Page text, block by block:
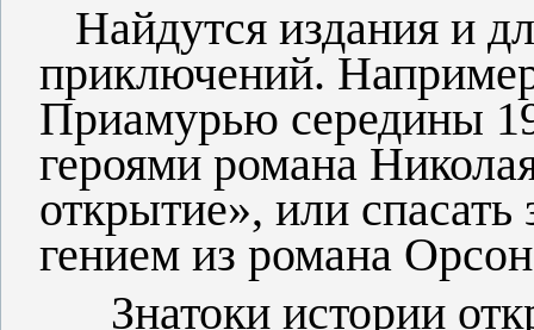
Найдутся издания и
приключений.
Приамурью середины
героями романа
открытие», или
гением из романа
Знатоки истории